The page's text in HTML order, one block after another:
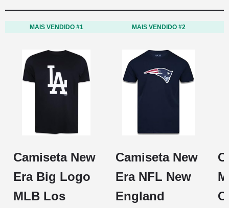
MAIS VENDIDO #1
Camiseta New
Era Big Logo
MLB Los
MAIS VENDIDO #2
Camiseta New
Era NFL New
England